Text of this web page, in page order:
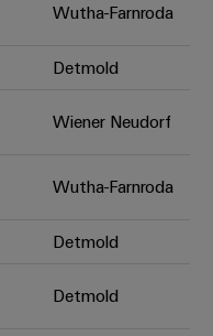
Praxisnahe
Wutha-Farnroda
Detmold
Wiener Neudorf
Wutha-Farnroda
Detmold
Detmold